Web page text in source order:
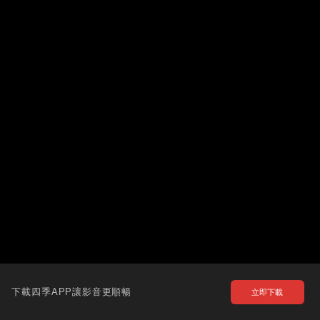
下載四季APP讓影音更順暢 立即下載